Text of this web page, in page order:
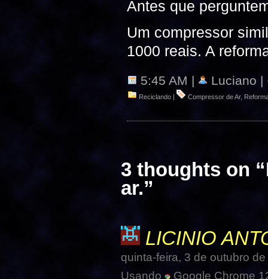
Antes que
Um compressor
1000 reais. A
5:45 AM | Luciano |
Reciclando | Compressor de Ar,
3 thoughts on “
ar.”
LICINIO
quinta-feira, 3 de outubro
Usando
Google Chrome